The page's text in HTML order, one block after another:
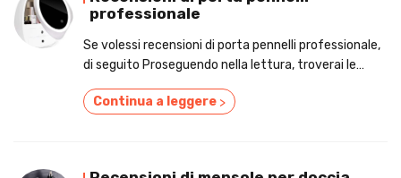
professionale
Se volessi recensioni di porta pennelli professionale,
di seguito Proseguendo nella lettura, troverai le
Continua a leggere >